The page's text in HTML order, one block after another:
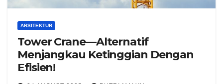
ARSITEKTUR
Tower Crane—Alternatif
Menjangkau Ketinggian Dengan
Efisien!